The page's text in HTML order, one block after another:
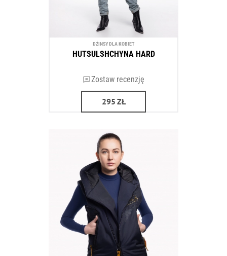
DŻINSY DLA KOBIET
HUTSULSHCHYNA HARD
Zostaw recenzję
295 ZŁ